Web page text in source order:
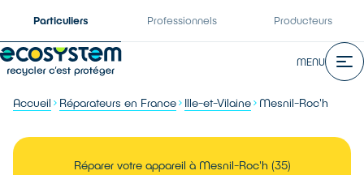
Particuliers Professionnels Producteurs
MENU
Accueil Réparateurs en France Ille-et-Vilaine Mesnil-Roc'h
Réparer votre appareil à Mesnil-Roc'h (35)